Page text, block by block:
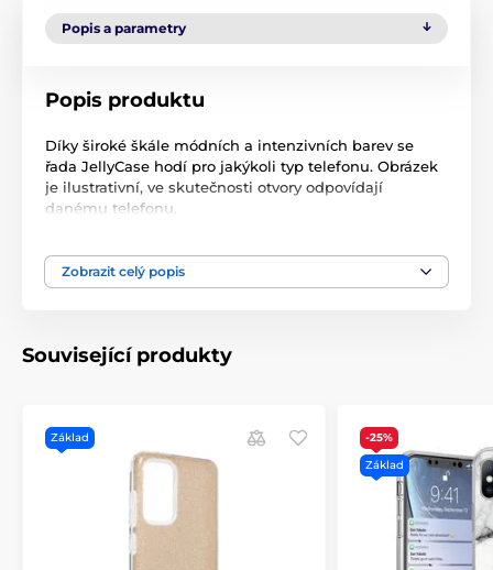
Popis a parametry
Popis produktu
Díky široké škále módních a intenzivních barev se
řada JellyCase hodí pro jakýkoli typ telefonu. Obrázek
je ilustrativní, ve skutečnosti otvory odpovídají
danému telefonu.
Zobrazit celý popis
Související produkty
Základ
-25%
Základ